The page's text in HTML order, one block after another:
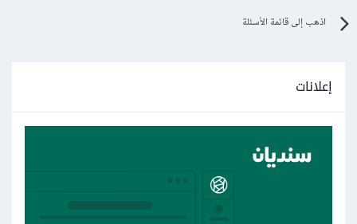
اذهب إلى قائمة الأسئلة
إعلانات